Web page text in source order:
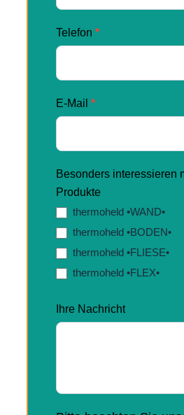
Telefon *
E-Mail *
Besonders interessieren
Produkte
thermoheld •WAND•
thermoheld •BODEN•
thermoheld •FLIESE•
thermoheld •FLEX•
Ihre Nachricht